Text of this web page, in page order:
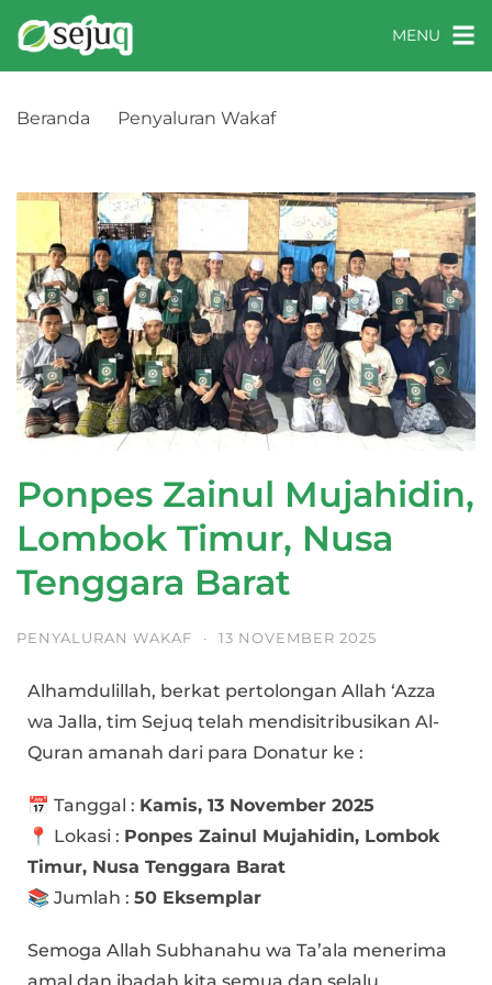
MENU
Beranda
Penyaluran Wakaf
Ponpes Zainul Mujahidin,
Lombok Timur, Nusa
Tenggara Barat
PENYALURAN WAKAF · 13 NOVEMBER 2025
Alhamdulillah, berkat pertolongan Allah ‘Azza
wa Jalla, tim Sejuq telah mendisitribusikan Al-
Quran amanah dari para Donatur ke :
📅 Tanggal : Kamis, 13 November 2025
📍 Lokasi : Ponpes Zainul Mujahidin, Lombok
Timur, Nusa Tenggara Barat
📚 Jumlah : 50 Eksemplar
Semoga Allah Subhanahu wa Ta’ala menerima
amal dan ibadah kita semua dan selalu